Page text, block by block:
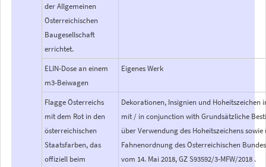
der Allgemeinen
Österreichischen
Baugesellschaft
errichtet.
ELIN-Dose an einem
m3-Beiwagen
Eigenes Werk
Flagge Österreichs
mit dem Rot in den
österreichischen
Staatsfarben, das
offiziell beim
Dekorationen, Insignien und Hoheitszeichen
mit / in conjunction with Grundsätzliche
über Verwendung des Hoheitszeichens sowie
Fahnenordnung des Österreichischen
vom 14. Mai 2018, GZ S93592/3-MFW/2018 .